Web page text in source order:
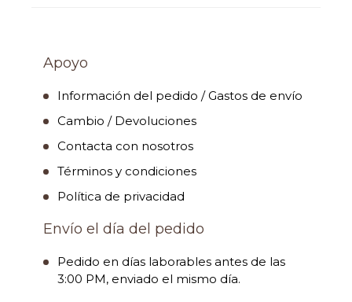
Apoyo
Información del pedido / Gastos de envío
Cambio / Devoluciones
Contacta con nosotros
Términos y condiciones
Política de privacidad
Envío el día del pedido
Pedido en días laborables antes de las
3:00 PM, enviado el mismo día.